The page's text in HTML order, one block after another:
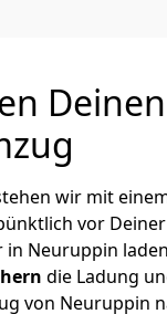
Deinen
wir mit
vor Deiner
in Neuruppin
die Ladung
von Neuruppin